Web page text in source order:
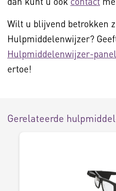
Wilt u blijvend betrokken
Hulpmiddelenwijzer?
Hulpmiddelenwijzer-panel
ertoe!
Gerelateerde